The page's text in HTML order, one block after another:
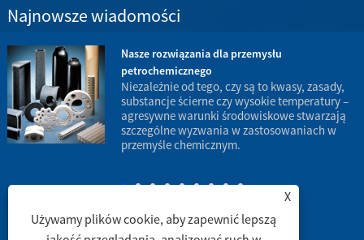
Najnowsze wiadomości
Nasze rozwiązania dla przemysłu
petrochemicznego
Niezależnie od tego, czy są to kwasy, zasady,
substancje ścierne czy wysokie temperatury –
agresywne warunki środowiskowe stwarzają
szczególne wyzwania w zastosowaniach w
przemyśle chemicznym.
X
Używamy plików cookie, aby zapewnić lepszą